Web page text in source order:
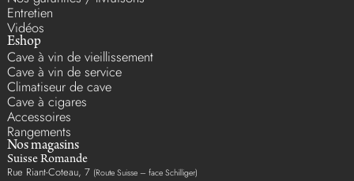
Entretien
Vidéos
Eshop
Cave à vin de vieillissement
Cave à vin de service
Climatiseur de cave
Cave à cigares
Accessoires
Rangements
Nos magasins
Suisse Romande
Rue Riant-Coteau, 7 (Route Suisse – face Schilliger)